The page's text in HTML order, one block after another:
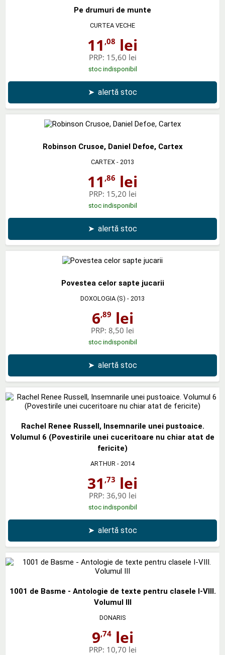
Pe drumuri de munte
CURTEA VECHE
11 ,08 lei
PRP: 15,60 lei
stoc indisponibil
➤ alertă stoc
Robinson Crusoe, Daniel Defoe, Cartex
CARTEX - 2013
11 ,86 lei
PRP: 15,20 lei
stoc indisponibil
➤ alertă stoc
Povestea celor sapte jucarii
DOXOLOGIA (S) - 2013
6,89 lei
PRP: 8,50 lei
stoc indisponibil
➤ alertă stoc
Rachel Renee Russell, Insemnarile unei pustoaice.
Volumul 6 (Povestirile unei cuceritoare nu chiar atat de
fericite)
ARTHUR - 2014
31 ,73 lei
PRP: 36,90 lei
stoc indisponibil
➤ alertă stoc
1001 de Basme - Antologie de texte pentru clasele I-VIII.
Volumul III
DONARIS
9,74lei
PRP: 10,70 lei